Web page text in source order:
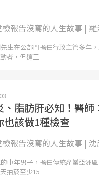
報告沒寫的人生故事 |
生在公部門擔任行政主管多年
者，但這三
、脂肪肝必知！醫
也該做1種檢查
報告沒寫的人生故事 |
中年男子，擔任傳統產業亞洲
抽菸至少15